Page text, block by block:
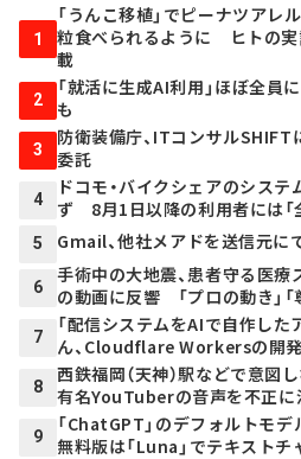
1
「うんこ移植」でピーナツアレ
粒食べられるように ヒトの
載
2
「就活に生成AI利用」ほぼ全
も
3
防衛装備庁、ITコンサルSHIFT
委託
4
ドコモ・バイクシェアのシステ
ず 8月1日以降の利用者には「
5 Gmail、他社メアドを送信元に
6
手術中の大地震、患者守る医
の動画に反響 「プロの動き」「
7
「配信システムをAIで自作した
ん、Cloudflare Workersの開
8
西鉄福岡（天神）駅などで意
有名YouTuberの音声を不正に
9
「ChatGPT」のデフォルトモデ
無料版は「Luna」でテキスト